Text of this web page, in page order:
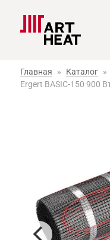
Главная » Каталог »
Ergert BASIC-150 900